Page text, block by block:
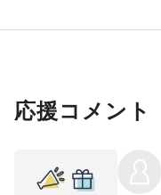
応援コメント